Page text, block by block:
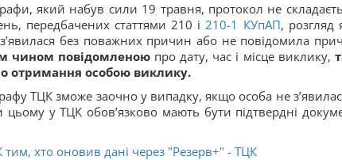
який набув сили 19 травня, протокол не
передбачених статтями 210 і 210-1 КУпАП, розгляд
без поважних причин або не повідомила
чином повідомленоюпро дату, час і місце виклику,
отримання особою виклику.
ТЦК зможе заочно у випадку, якщо особа не
у ТЦК обов’язково мають бути підтвердні
хто оновив дані через "Резерв+" - ТЦК